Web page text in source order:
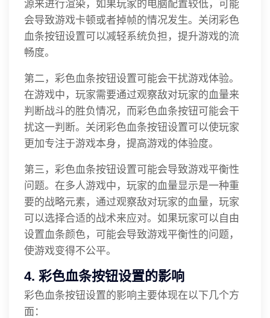
源来进行渲染，如果玩家的电脑配置较低，可能
会导致游戏卡顿或者掉帧的情况发生。关闭彩色
血条按钮设置可以减轻系统负担，提升游戏的流
畅度。
第二，彩色血条按钮设置可能会干扰游戏体验。
在游戏中，玩家需要通过观察敌对玩家的血量来
判断战斗的胜负情况，而彩色血条按钮可能会干
扰这一判断。关闭彩色血条按钮设置可以使玩家
更加专注于游戏本身，提高游戏的体验度。
第三，彩色血条按钮设置可能会导致游戏平衡性
问题。在多人游戏中，玩家的血量显示是一种重
要的战略元素，通过观察敌对玩家的血量，玩家
可以选择合适的战术来应对。如果玩家可以自由
设置血条颜色，可能会导致游戏平衡性的问题，
使游戏变得不公平。
4. 彩色血条按钮设置的影响
彩色血条按钮设置的影响主要体现在以下几个方
面：